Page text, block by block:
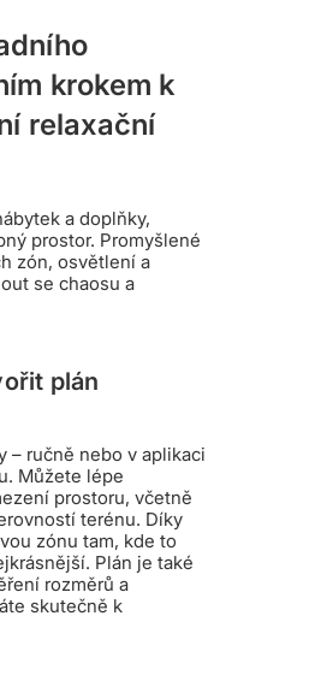
krokem k
relaxační
a doplňky,
prostor. Promyšlené
zón, osvětlení a
se chaosu a
plán
– ručně nebo v aplikaci
Můžete lépe
prostoru, včetně
terénu. Díky
zónu tam, kde to
Plán je také
rozměrů a
skutečně k